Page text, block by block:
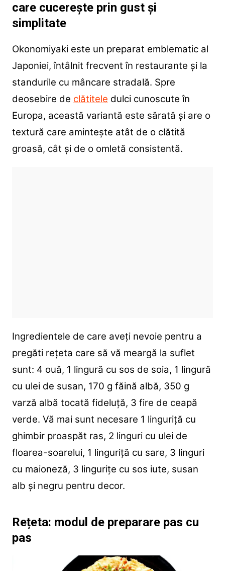
care cucerește prin gust și
simplitate
Okonomiyaki este un preparat emblematic al
Japoniei, întâlnit frecvent în restaurante și la
standurile cu mâncare stradală. Spre
deosebire de clătitele dulci cunoscute în
Europa, această variantă este sărată și are o
textură care amintește atât de o clătită
groasă, cât și de o omletă consistentă.
Ingredientele de care aveți nevoie pentru a
pregăti rețeta care să vă meargă la suflet
sunt: 4 ouă, 1 lingură cu sos de soia, 1 lingură
cu ulei de susan, 170 g făină albă, 350 g
varză albă tocată fideluță, 3 fire de ceapă
verde. Vă mai sunt necesare 1 linguriță cu
ghimbir proaspăt ras, 2 linguri cu ulei de
floarea-soarelui, 1 linguriță cu sare, 3 linguri
cu maioneză, 3 lingurițe cu sos iute, susan
alb și negru pentru decor.
Rețeta: modul de preparare pas cu
pas